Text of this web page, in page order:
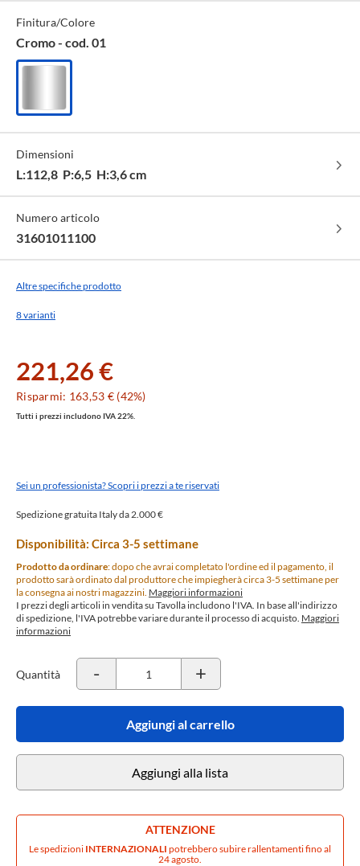
Specifiche
Tecniche
Finitura/Colore
Cromo - cod. 01
Cromo
-
01
Dimensioni
L:112,8 P:6,5 H:3,6 cm
Numero articolo
31601011100
Altre specifiche prodotto
8 varianti
221,26 €
Risparmi: 163,53 € (42%)
Tutti i prezzi includono IVA 22%.
Sei un professionista? Scopri i prezzi a te riservati
Spedizione gratuita Italy da 2.000 €
Disponibilità: Circa 3-5 settimane
Prodotto da ordinare: dopo che avrai completato l'ordine ed il pagamento, il
prodotto sarà ordinato dal produttore che impiegherà circa 3-5 settimane per
la consegna ai nostri magazzini. Maggiori informazioni
I prezzi degli articoli in vendita su Tavolla includono l'IVA. In base all'indirizzo
di spedizione, l'IVA potrebbe variare durante il processo di acquisto. Maggiori
informazioni
Quantità - +
Aggiungi al carrello
Aggiungi alla lista
ATTENZIONE
Le spedizioni INTERNAZIONALI potrebbero subire rallentamenti fino al
24 agosto.